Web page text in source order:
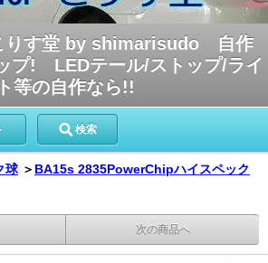
す堂 by shimarisudo 自作
プ! LEDテール/ストップ/ライ
ト等の自作なら!!
検索
球 ＞ BA15s 2835PowerChipハイスペック
次の商品へ